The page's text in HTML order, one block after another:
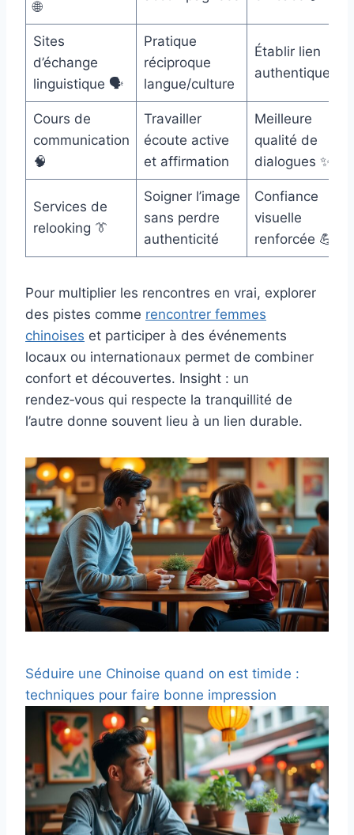
🌐
Sites
d’échange
linguistique 🗣️
Pratique
réciproque
langue/culture
Établir lien
authentique 💬
Cours de
communication
🧠
Travailler
écoute active
et affirmation
Meilleure
qualité de
dialogues ✨
Services de
relooking 👔
Soigner l’image
sans perdre
authenticité
Confiance
visuelle
renforcée 💪
Pour multiplier les rencontres en vrai, explorer
des pistes comme rencontrer femmes
chinoises et participer à des événements
locaux ou internationaux permet de combiner
confort et découvertes. Insight : un
rendez‑vous qui respecte la tranquillité de
l’autre donne souvent lieu à un lien durable.
Séduire une Chinoise quand on est timide :
techniques pour faire bonne impression